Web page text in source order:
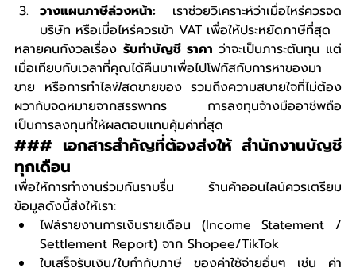
วางแผนภาษีล่วงหน้า: เราช่วยวิเคราะห์ว่าเมื่อไหร่ควรจด
บริษัท หรือเมื่อไหร่ควรเข้า VAT เพื่อให้ประหยัดภาษีที่สุด
หลายคนกังวลเรื่อง รับทําบัญชี ราคา ว่าจะเป็นภาระต้นทุน แต่
เมื่อเทียบกับเวลาที่คุณได้คืนมาเพื่อไปโฟกัสกับการหาของมา
ขาย หรือการทำไลฟ์สดขายของ รวมถึงความสบายใจที่ไม่ต้อง
ผวากับจดหมายจากสรรพากร การลงทุนจ้างมืออาชีพถือ
เป็นการลงทุนที่ให้ผลตอบแทนคุ้มค่าที่สุด
### เอกสารสำคัญที่ต้องส่งให้ สำนักงานบัญชี
ทุกเดือน
เพื่อให้การทำงานร่วมกันราบรื่น ร้านค้าออนไลน์ควรเตรียม
ข้อมูลดังนี้ส่งให้เรา:
ไฟล์รายงานการเงินรายเดือน (Income Statement /
Settlement Report) จาก Shopee/TikTok
ใบเสร็จรับเงิน/ใบกำกับภาษี ของค่าใช้จ่ายอื่นๆ เช่น ค่า